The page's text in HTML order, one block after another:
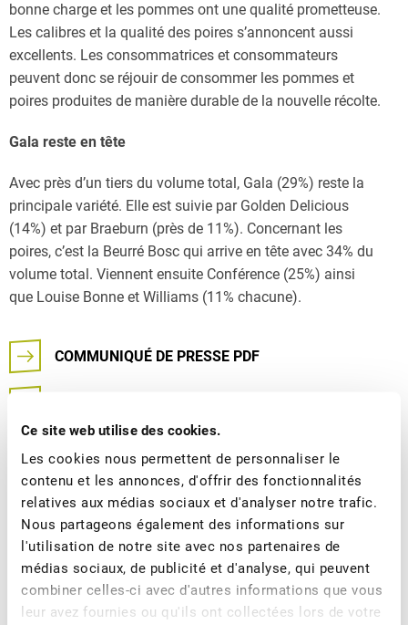
Ce site web utilise des cookies.
Les cookies nous permettent de personnaliser le
contenu et les annonces, d'offrir des fonctionnalités
relatives aux médias sociaux et d'analyser notre trafic.
Nous partageons également des informations sur
l'utilisation de notre site avec nos partenaires de
médias sociaux, de publicité et d'analyse, qui peuvent
combiner celles-ci avec d'autres informations que vous
leur avez fournies ou qu'ils ont collectées lors de votre
bonne charge et les pommes ont une qualité prometteuse.
Les calibres et la qualité des poires s’annoncent aussi
excellents. Les consommatrices et consommateurs
peuvent donc se réjouir de consommer les pommes et
poires produites de manière durable de la nouvelle récolte.
Gala reste en tête
Avec près d’un tiers du volume total, Gala (29%) reste la
principale variété. Elle est suivie par Golden Delicious
(14%) et par Braeburn (près de 11%). Concernant les
poires, c’est la Beurré Bosc qui arrive en tête avec 34% du
volume total. Viennent ensuite Conférence (25%) ainsi
que Louise Bonne et Williams (11% chacune).
COMMUNIQUÉ DE PRESSE PDF
Vous avez des questions ? Contactez-nous - nous
sommes à votre disposition.